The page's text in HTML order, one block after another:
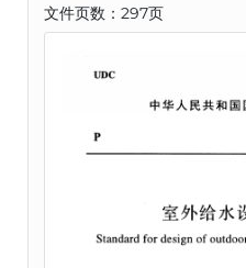
文件页数：297页